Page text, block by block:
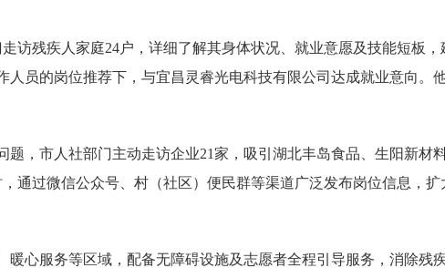
访残疾人家庭24户，详细了解其身体状况、就业意愿及技能短板
人员的岗位推荐下，与宜昌灵睿光电科技有限公司达成就业意向。
题，市人社部门主动走访企业21家，吸引湖北丰岛食品、生阳新材
通过微信公众号、村（社区）便民群等渠道广泛发布岗位信息，扩
暖心服务等区域，配备无障碍设施及志愿者全程引导服务，消除残